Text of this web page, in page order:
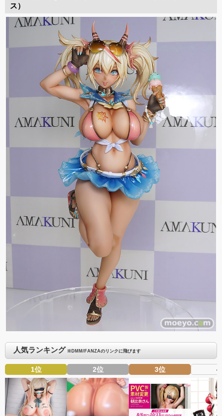
ス）
人気ランキング ※DMM/FANZAのリンクに飛びます
1位 2位 3位 4